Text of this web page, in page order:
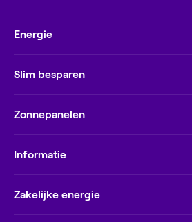
Energie
Slim besparen
Zonnepanelen
Informatie
Zakelijke energie